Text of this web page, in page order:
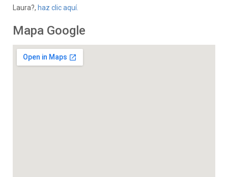
Laura?, haz clic aquí.
Mapa Google